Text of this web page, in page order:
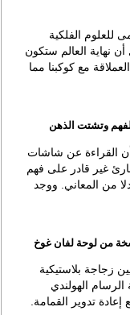
للعلوم الفلكية
نهاية العالم ستكون
العملاقة مع كوكبنا مما
وتشتت الذهن
القراءة عن شاشات
غير قادر على فهم
من المعاني. ووجد
نسخة من لوحة لفان غوخ
زجاجة بلاستيكية
الهولندي
تدوير القمامة.